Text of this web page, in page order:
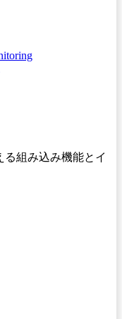
る組み込み機能とイ